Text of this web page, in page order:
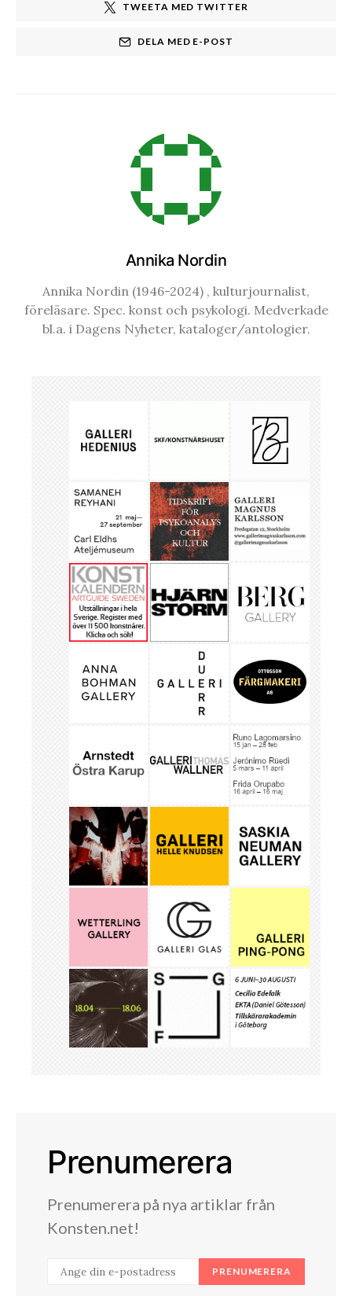
TWEETA MED TWITTER
DELA MED E-POST
Annika Nordin
Annika Nordin (1946-2024) , kulturjournalist,
föreläsare. Spec. konst och psykologi. Medverkade
bl.a. i Dagens Nyheter, kataloger/antologier.
Prenumerera
Prenumerera på nya artiklar från
Konsten.net!
PRENUMERERA